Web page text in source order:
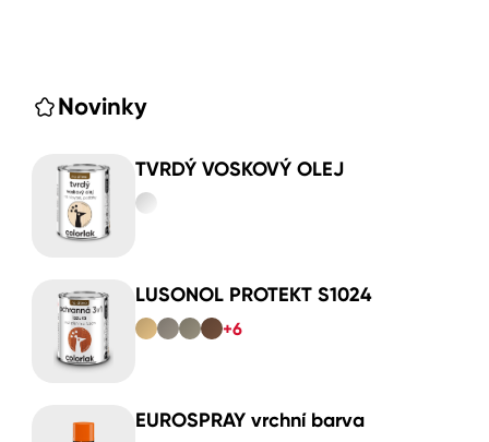
Novinky
TVRDÝ VOSKOVÝ OLEJ
LUSONOL PROTEKT S1024
+6
EUROSPRAY vrchní barva